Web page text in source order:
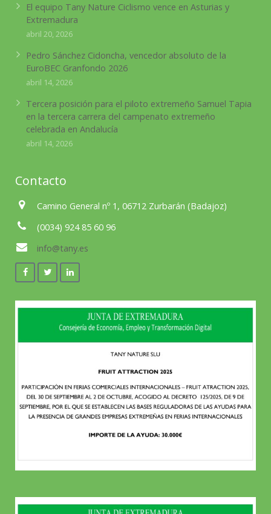
El equipo Tany Nature Ciclismo vence en Asturias y
Extremadura
abril 20, 2026
Pedro Sánchez Cidoncha, vencedor absoluto de la
EuroBEC Granfondo 2026
abril 14, 2026
Tercera posición para el piloto extremeño Samuel Tapia
en la tercera carrera del campenato extremeño
celebrada en Andalucía
abril 14, 2026
Contacto
Camino General nº 1, 06712 Zurbarán (Badajoz)
(0034) 924 85 60 96
info@tany.es